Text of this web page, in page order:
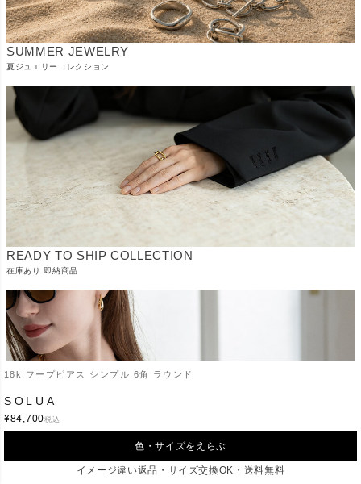
18k フープピアス シンプル 6角 ラウンド
SOLUA
¥84,700税込
色・サイズをえらぶ
イメージ違い返品・サイズ交換OK・送料無料
SUMMER JEWELRY
夏ジュエリーコレクション
READY TO SHIP COLLECTION
在庫あり 即納商品
SHORT NECKLACE
-短めショートネックレス-